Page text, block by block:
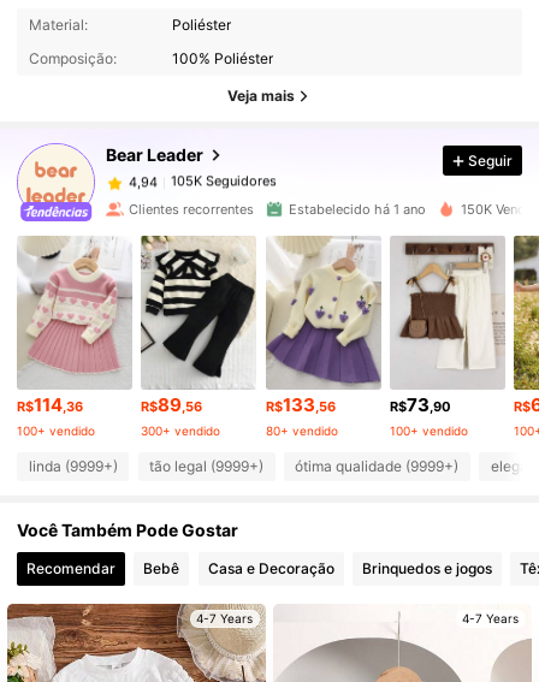
Material:
Poliéster
Composição:
100% Poliéster
Veja mais
Bear Leader
105K Seguidores
105K Seguidores
4,94
105K Seguidores
m***a pago1 dia atrás
4,94 105K Seguidores
4,94 105K Seguidores
4,94 105K Seguidores
4,94 105K Seguidores
4,94 105K Seguidores
4,94 105K Seguidores
Seguir
Clientes recorrentes Estabelecido há 1 ano 150K
R$114,36
100+ vendido
R$89,56
300+ vendido
R$133,56
80+ vendido
R$73,90
100+ vendido
R$
linda (9999+) tão legal (9999+) ótima qualidade (9999+)
Você Também Pode Gostar
Recomendar Bebê Casa e Decoração Brinquedos e jogos
4-7 Years 4-7 Years